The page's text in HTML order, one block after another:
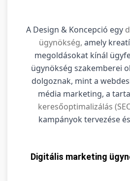
A Design & Koncepció egy
ügynökség, amely
megoldásokat kínál
ügynökség szakemberei
dolgoznak, mint a
média marketing, a
keresőoptimalizálás
kampányok tervezése
Digitális marketing